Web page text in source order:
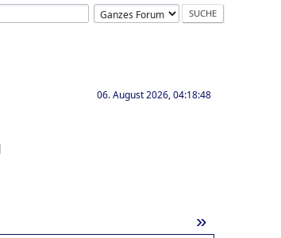
06. August 2026, 04:18:48
»